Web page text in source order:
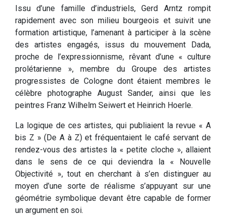
Issu d’une famille d’industriels, Gerd Arntz rompit
rapidement avec son milieu bourgeois et suivit une
formation artistique, l’amenant à participer à la scène
des artistes engagés, issus du mouvement Dada,
proche de l’expressionnisme, rêvant d’une « culture
prolétarienne », membre du Groupe des artistes
progressistes de Cologne dont étaient membres le
célèbre photographe August Sander, ainsi que les
peintres Franz Wilhelm Seiwert et Heinrich Hoerle.
La logique de ces artistes, qui publiaient la revue « A
bis Z » (De A à Z) et fréquentaient le café servant de
rendez-vous des artistes la « petite cloche », allaient
dans le sens de ce qui deviendra la « Nouvelle
Objectivité », tout en cherchant à s’en distinguer au
moyen d’une sorte de réalisme s’appuyant sur une
géométrie symbolique devant être capable de former
un argument en soi.